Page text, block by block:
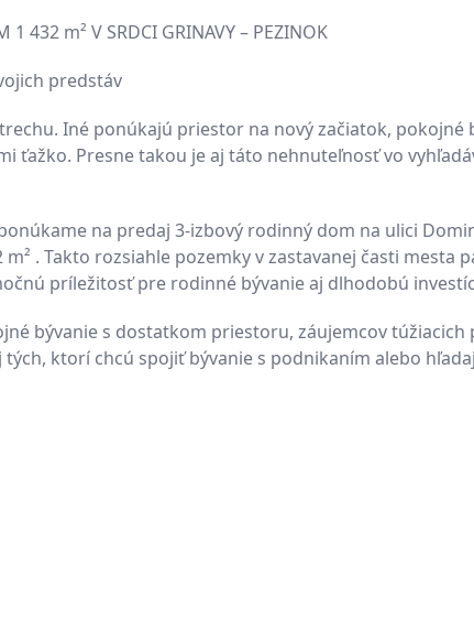
432 m² V SRDCI GRINAVY – PEZINOK
predstáv
Iné ponúkajú priestor na nový začiatok, pokojné
ťažko. Presne takou je aj táto nehnuteľnosť vo
na predaj 3-izbový rodinný dom na ulici
. Takto rozsiahle pozemky v zastavanej časti mesta
príležitosť pre rodinné bývanie aj dlhodobú
bývanie s dostatkom priestoru, záujemcov túžiacich
ktorí chcú spojiť bývanie s podnikaním alebo